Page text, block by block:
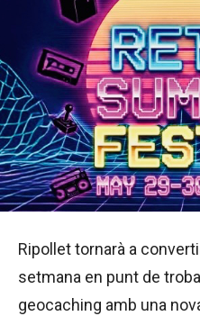
Ripollet tornarà a
setmana en punt de
geocaching amb una